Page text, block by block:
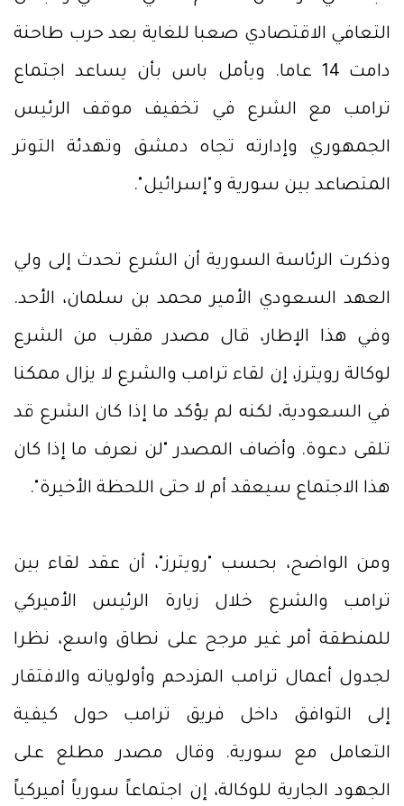
التعافي الاقتصادي صعبا للغاية بعد حرب طاحنة
دامت 14 عاما. ويأمل باس بأن يساعد اجتماع
ترامب مع الشرع في تخفيف موقف الرئيس
الجمهوري وإدارته تجاه دمشق وتهدئة التوتر
المتصاعد بين سورية و"إسرائيل".
وذكرت الرئاسة السورية أن الشرع تحدث إلى ولي
العهد السعودي الأمير محمد بن سلمان، الأحد.
وفي هذا الإطار، قال مصدر مقرب من الشرع
لوكالة رويترز، إن لقاء ترامب والشرع لا يزال ممكنا
في السعودية، لكنه لم يؤكد ما إذا كان الشرع قد
تلقى دعوة. وأضاف المصدر "لن نعرف ما إذا كان
هذا الاجتماع سيعقد أم لا حتى اللحظة الأخيرة".
ومن الواضح، بحسب "رويترز"، أن عقد لقاء بين
ترامب والشرع خلال زيارة الرئيس الأميركي
للمنطقة أمر غير مرجح على نطاق واسع، نظرا
لجدول أعمال ترامب المزدحم وأولوياته والافتقار
إلى التوافق داخل فريق ترامب حول كيفية
التعامل مع سورية. وقال مصدر مطلع على
الجهود الجارية للوكالة، إن اجتماعاً سورياً أميركياً